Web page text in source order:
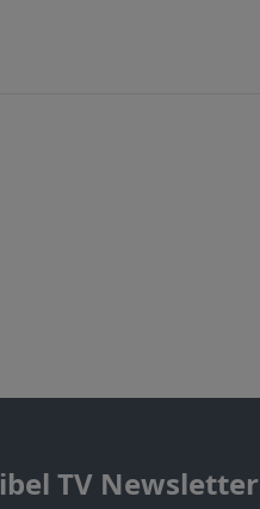
TV Newsletter